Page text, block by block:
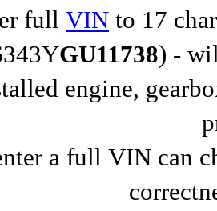
full VIN to 17
GU11738) -
engine,
a full VIN can